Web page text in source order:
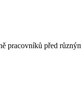
pracovníků před